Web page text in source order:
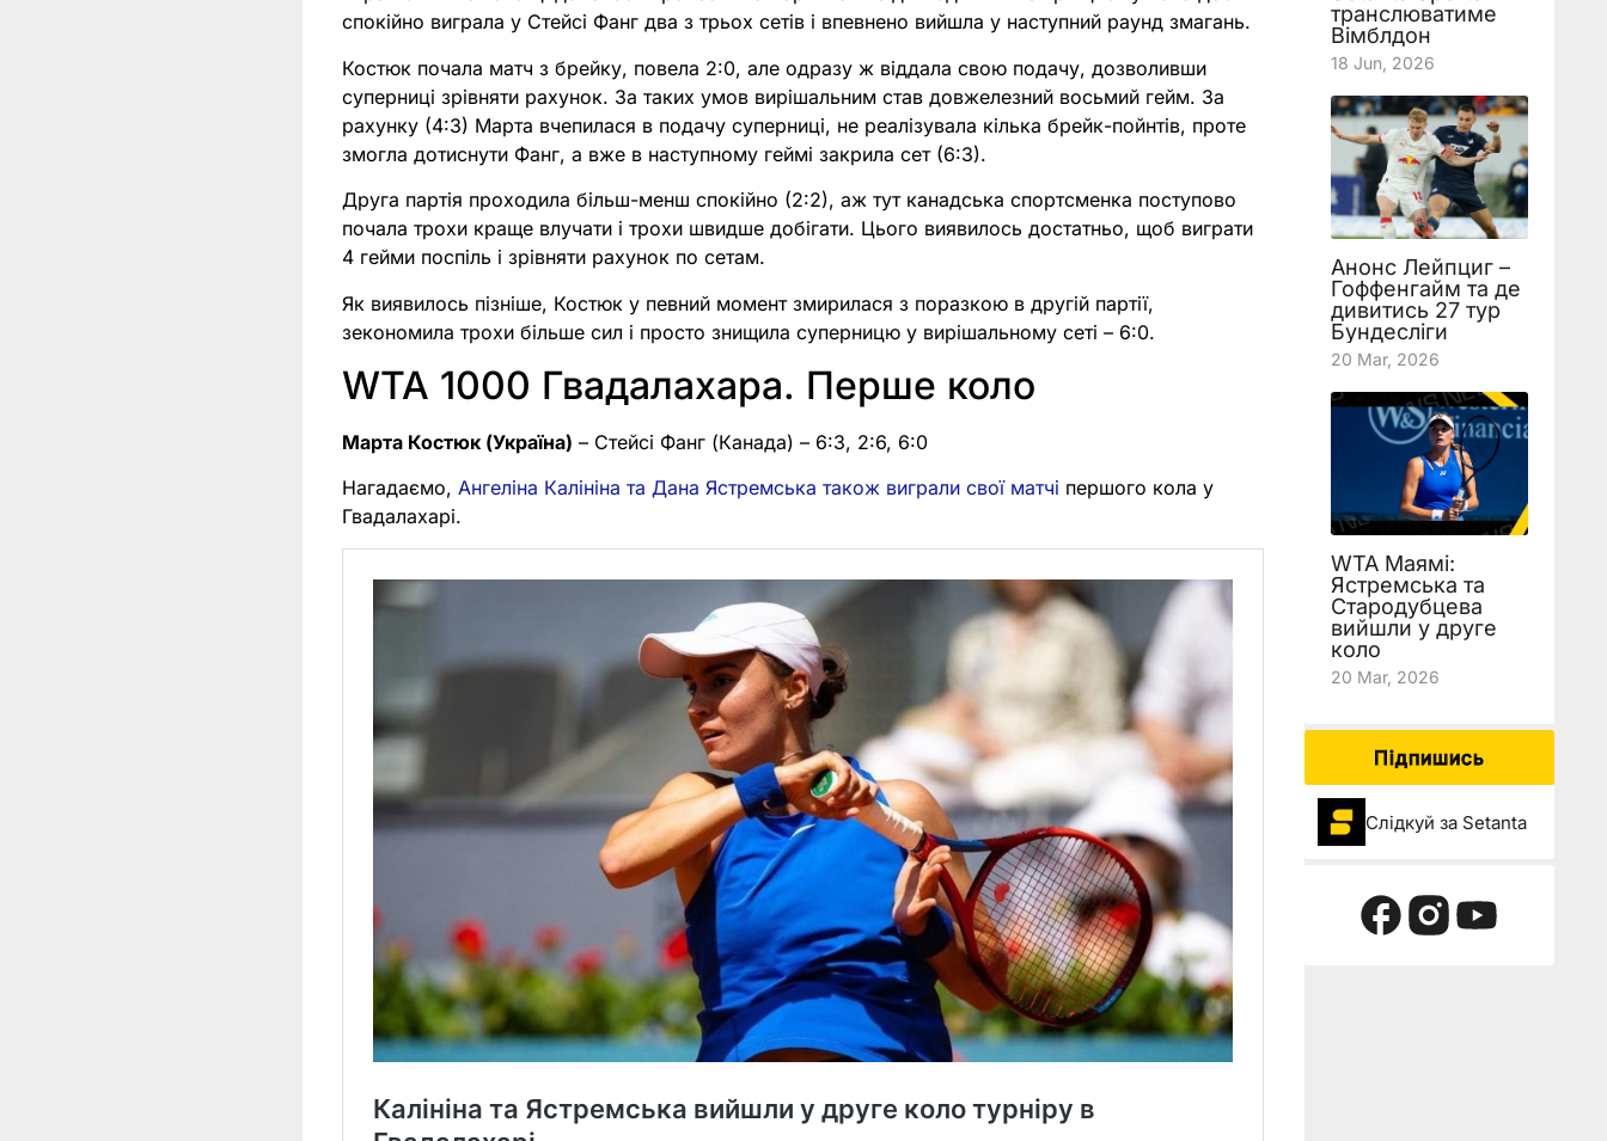
спокійно виграла у Стейсі Фанг два з трьох сетів і впевнено вийшла у наступний раунд змагань.
Костюк почала матч з брейку, повела 2:0, але одразу ж віддала свою подачу, дозволивши
суперниці зрівняти рахунок. За таких умов вирішальним став довжелезний восьмий гейм. За
рахунку (4:3) Марта вчепилася в подачу суперниці, не реалізувала кілька брейк-пойнтів, проте
змогла дотиснути Фанг, а вже в наступному геймі закрила сет (6:3).
Друга партія проходила більш-менш спокійно (2:2), аж тут канадська спортсменка поступово
почала трохи краще влучати і трохи швидше добігати. Цього виявилось достатньо, щоб виграти
4 гейми поспіль і зрівняти рахунок по сетам.
Як виявилось пізніше, Костюк у певний момент змирилася з поразкою в другій партії,
зекономила трохи більше сил і просто знищила суперницю у вирішальному сеті – 6:0.
WTA 1000 Гвадалахара. Перше коло
Марта Костюк (Україна) – Стейсі Фанг (Канада) – 6:3, 2:6, 6:0
Нагадаємо,Ангеліна Калініна та Дана Ястремська також виграли свої матчі першого кола у
Гвадалахарі.
транслюватиме
Вімблдон
18 Jun, 2026
Анонс Лейпциг –
Гоффенгайм та де
дивитись 27 тур
Бундесліги
20 Mar, 2026
WTA Маямі:
Ястремська та
Стародубцева
вийшли у друге
коло
20 Mar, 2026
Підпишись
Слідкуй за Setanta